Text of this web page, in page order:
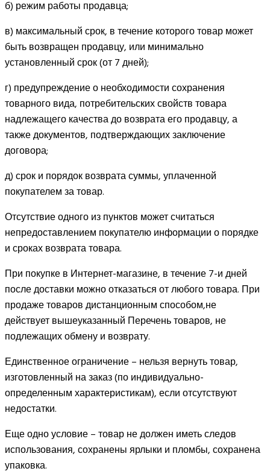
б) режим работы продавца;
в) максимальный срок, в течение которого товар может
быть возвращен продавцу, или минимально
установленный срок (от 7 дней);
г) предупреждение о необходимости сохранения
товарного вида, потребительских свойств товара
надлежащего качества до возврата его продавцу, а
также документов, подтверждающих заключение
договора;
д) срок и порядок возврата суммы, уплаченной
покупателем за товар.
Отсутствие одного из пунктов может считаться
непредоставлением покупателю информации о порядке
и сроках возврата товара.
При покупке в Интернет-магазине, в течение 7-и дней
после доставки можно отказаться от любого товара. При
продаже товаров дистанционным способом,не
действует вышеуказанный Перечень товаров, не
подлежащих обмену и возврату.
Единственное ограничение – нельзя вернуть товар,
изготовленный на заказ (по индивидуально-
определенным характеристикам), если отсутствуют
недостатки.
Еще одно условие – товар не должен иметь следов
использования, сохранены ярлыки и пломбы, сохранена
упаковка.